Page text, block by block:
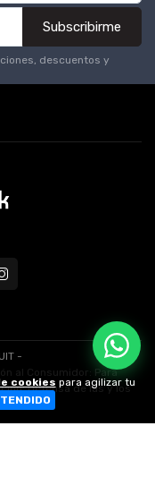
Subscribirme
descuentos y
-
al Consumidor: Para
Defensa de las y los
aquí].
cookies para agilizar tu